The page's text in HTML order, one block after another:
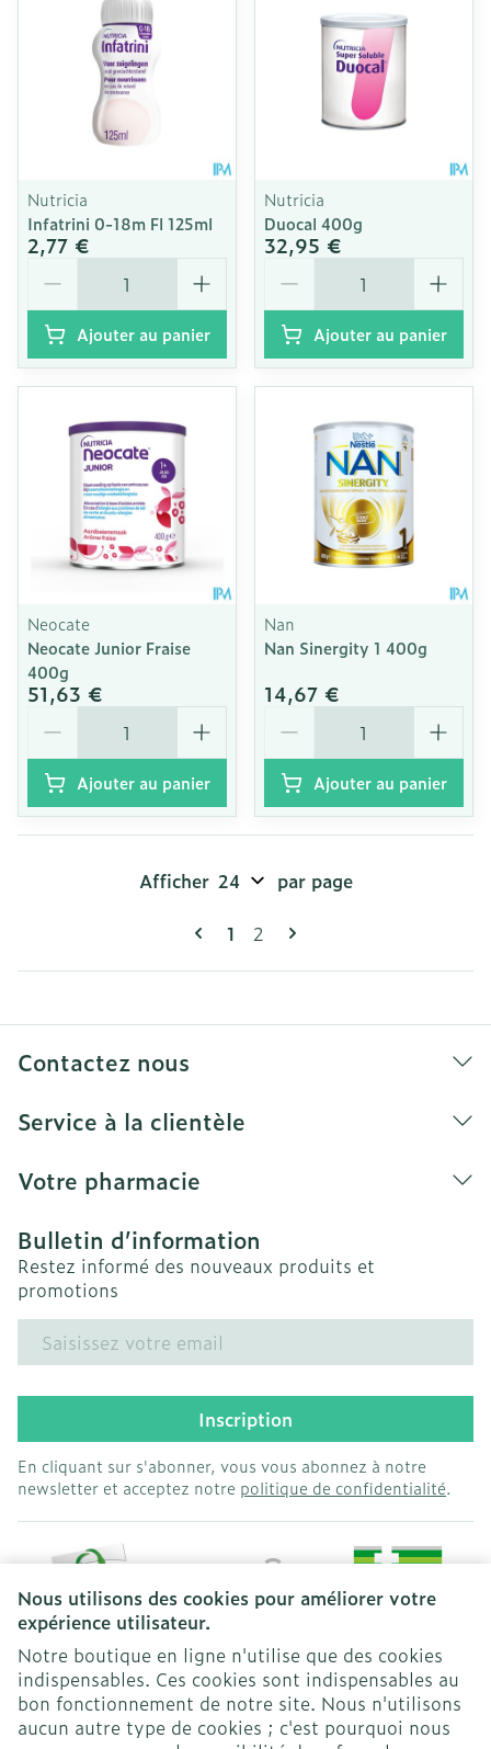
Nous utilisons des cookies pour améliorer votre
expérience utilisateur.
Notre boutique en ligne n'utilise que des cookies
indispensables. Ces cookies sont indispensables au
bon fonctionnement de notre site. Nous n'utilisons
aucun autre type de cookies ; c'est pourquoi nous
Nutricia
Infatrini 0-18m Fl 125ml
2,77 €
Ajouter au panier
Nutricia
Duocal 400g
32,95 €
Ajouter au panier
Neocate
Neocate Junior Fraise
400g
51,63 €
Ajouter au panier
Nan
Nan Sinergity 1 400g
14,67 €
Ajouter au panier
Pages
Vous lisez actuellement la
1 Page
2
Afficher par page
Contactez nous
Service à la clientèle
Votre pharmacie
Bulletin d’information
Restez informé des nouveaux produits et
promotions
Adresse mail
Inscription
En cliquant sur s'abonner, vous vous abonnez à notre
newsletter et acceptez notre politique de confidentialité.
Liens légaux